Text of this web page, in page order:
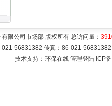
有限公司市场部 版权所有 总访问量：
021-56831382 传真：86-021-
技术支持：环保在线 管理登陆 ICP